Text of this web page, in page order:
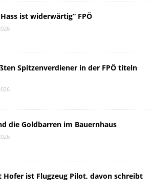
ist widerwärtig” FPÖ
Spitzenverdiener in der FPÖ titeln
die Goldbarren im Bauernhaus
Hofer ist Flugzeug Pilot, davon schreibt